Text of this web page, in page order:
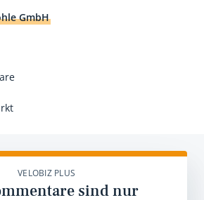
GmbH
VELOBIZ PLUS
sind nur